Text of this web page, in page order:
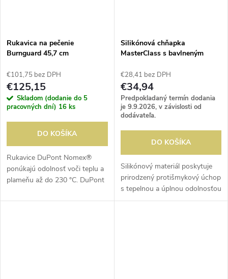
Rukavica na pečenie
Burnguard 45,7 cm
€101,75 bez DPH
€125,15
Skladom (dodanie do 5
pracovných dní) 16 ks
DO KOŠÍKA
Rukavice DuPont Nomex®
ponúkajú odolnosť voči teplu a
plameňu až do 230 °C. DuPont
pre extra ochranu a odolnosť.
Silikónová chňapka
MasterClass s bavlneným
€28,41 bez DPH
€34,94
Predpokladaný termín dodania
je 9.9.2026, v závislosti od
dodávateľa.
DO KOŠÍKA
Silikónový materiál poskytuje
prirodzený protišmykový úchop
s tepelnou a úplnou odolnosťou
voči vode. Bavlnený rukáv.